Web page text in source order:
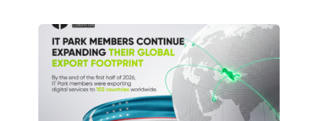
НОВЫЕ
ПРЕДМЕТЫ
ПО
ИСКУССТВЕННОМУ